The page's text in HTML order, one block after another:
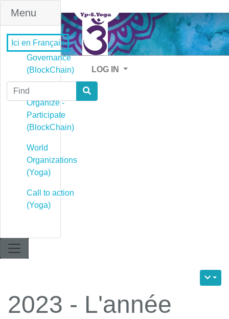
Menu
Governance
(BlockChain)
Governance -
Organize -
Participate
(BlockChain)
World
Organizations
(Yoga)
Call to action
(Yoga)
Ici en Français
LOG IN
Find
2023 - L'année